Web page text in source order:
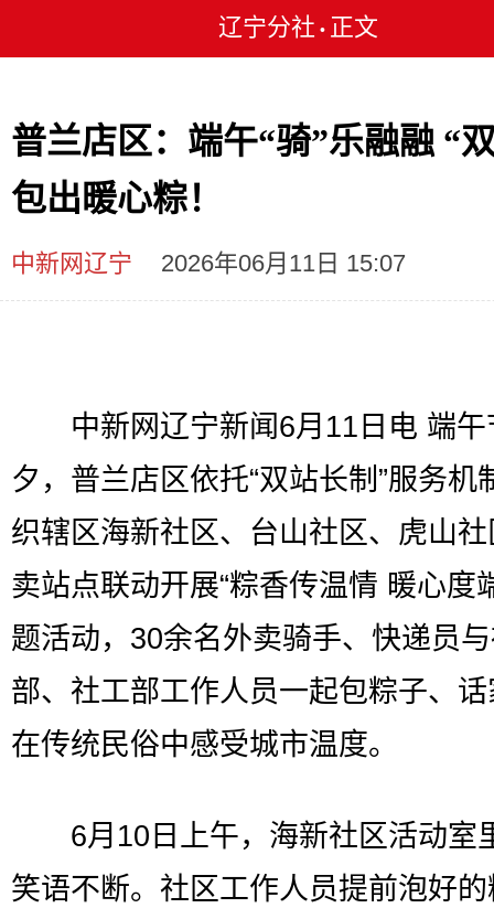
辽宁分社 • 正文
普兰店区：端午“骑”乐融融 “
包出暖心粽！
中新网辽宁 2026年06月11日 15:07
中新网辽宁新闻6月11日电 端午
夕，普兰店区依托“双站长制”服务机
织辖区海新社区、台山社区、虎山
卖站点联动开展“粽香传温情 暖心度
题活动，30余名外卖骑手、快递员
部、社工部工作人员一起包粽子、
在传统民俗中感受城市温度。
6月10日上午，海新社区活动室
笑语不断。社区工作人员提前泡好